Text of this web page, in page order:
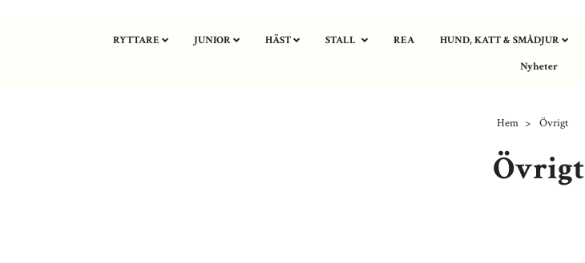
RYTTARE JUNIOR HÄST STALL REA HUND, KATT & SMÅDJUR
Nyheter
Hem Övrigt
Övrigt